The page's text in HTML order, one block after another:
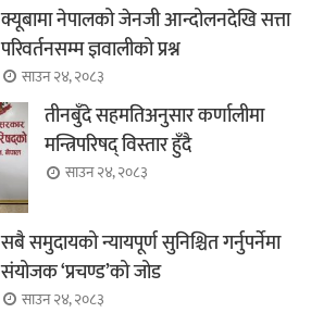
क्यूबामा नेपालको जेनजी आन्दोलनदेखि सत्ता
परिवर्तनसम्म ज्ञवालीको प्रश्न
साउन २४, २०८३
तीनबुँदे सहमतिअनुसार कर्णालीमा
मन्त्रिपरिषद् विस्तार हुँदै
साउन २४, २०८३
सबै समुदायको न्यायपूर्ण सुनिश्चित गर्नुपर्नेमा
संयोजक ‘प्रचण्ड’को जोड
साउन २४, २०८३